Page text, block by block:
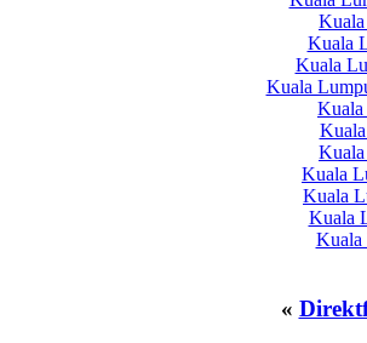
Kuala
Kuala
Kuala
Kuala
Kuala
Kuala
Kuala
«